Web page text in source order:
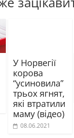
У Норвегії
корова
“усиновила”
трьох ягнят,
які втратили
маму (відео)
08.06.2021